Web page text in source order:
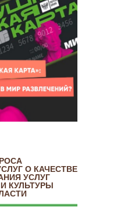
О КАЧЕСТВЕ
УСЛУГ
КУЛЬТУРЫ